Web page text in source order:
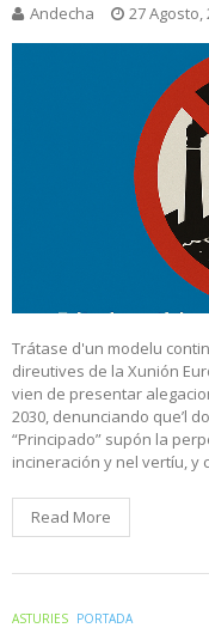
Andecha 27 Agosto,
Trátase d'un modelu
direutives de la Xunión
vien de presentar
2030, denunciando que’l
“Principado” supón la
incineración y nel vertíu, y
Read More
ASTURIES PORTADA